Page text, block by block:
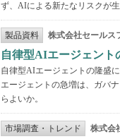
ず、AIによる新たなリスクが
製品資料 株式会社セールス
自律型AIエージェント
自律型AIエージェントの隆盛
エージェントの急増は、ガバ
らよいか。
市場調査・トレンド 株式会